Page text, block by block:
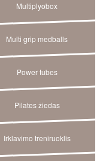
Multiplyobox
Multi grip medballs
Power tubes
Pilates žiedas
Irklavimo treniruoklis